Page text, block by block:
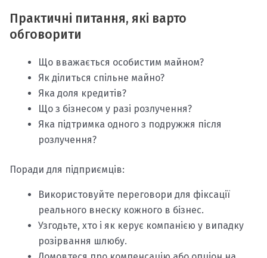
Практичні питання, які варто
обговорити
Що вважається особистим майном?
Як ділиться спільне майно?
Яка доля кредитів?
Що з бізнесом у разі розлучення?
Яка підтримка одного з подружжя після
розлучення?
Поради для підприємців:
Використовуйте переговори для фіксації
реального внеску кожного в бізнес.
Узгодьте, хто і як керує компанією у випадку
розірвання шлюбу.